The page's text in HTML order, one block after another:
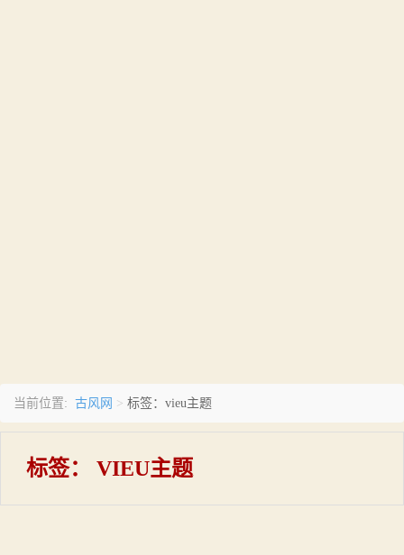
当前位置: 古风网 > 标签：vieu主题
标签： VIEU主题